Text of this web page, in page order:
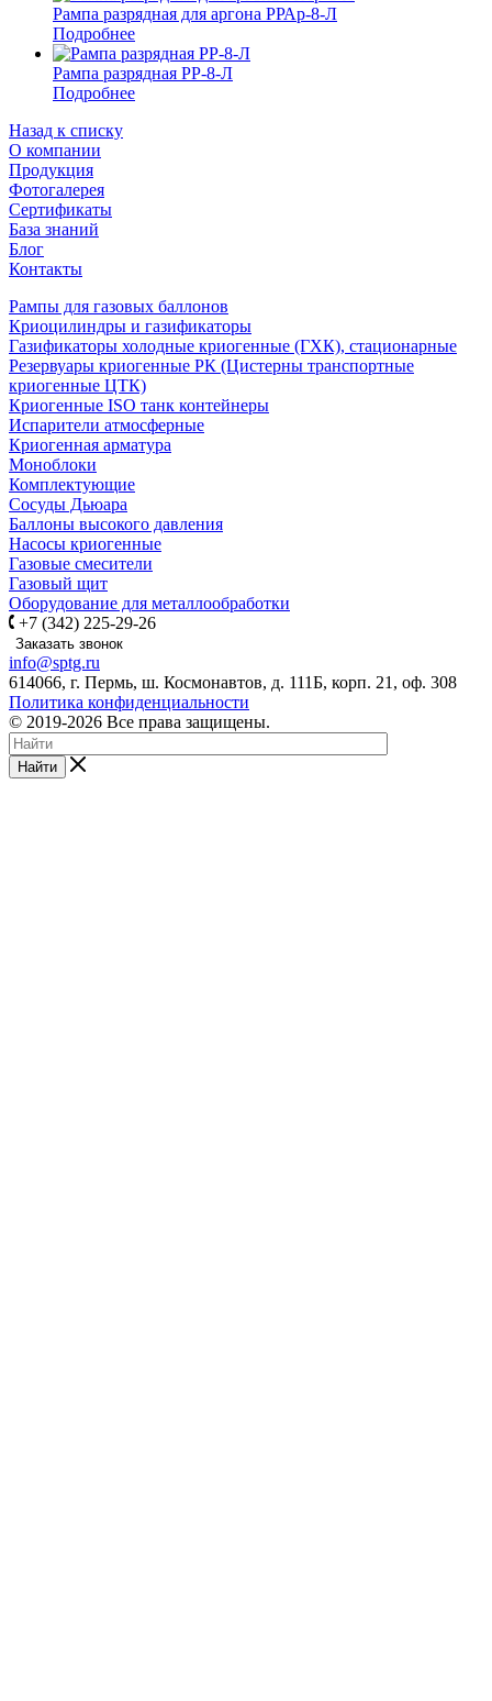
Рампа разрядная для аргона РРАр-8-Л
Подробнее
Рампа разрядная РР-8-Л
Подробнее
Назад к списку
О компании
Продукция
Фотогалерея
Сертификаты
База знаний
Блог
Контакты
Рампы для газовых баллонов
Криоцилиндры и газификаторы
Газификаторы холодные криогенные (ГХК), стационарные
Резервуары криогенные РК (Цистерны транспортные
криогенные ЦТК)
Криогенные ISO танк контейнеры
Испарители атмосферные
Криогенная арматура
Моноблоки
Комплектующие
Сосуды Дьюара
Баллоны высокого давления
Насосы криогенные
Газовые смесители
Газовый щит
Оборудование для металлообработки
+7 (342) 225-29-26
Заказать звонок
info@sptg.ru
614066, г. Пермь, ш. Космонавтов, д. 111Б, корп. 21, оф. 308
Политика конфиденциальности
© 2019-2026 Все права защищены.
Найти